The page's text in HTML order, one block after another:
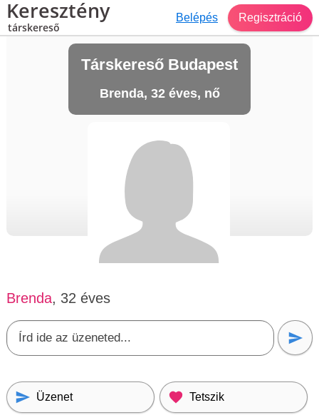
Keresztény
társkereső
Belépés Regisztráció
Társkereső Budapest
Brenda, 32 éves, nő
Brenda, 32 éves
Üzenet Tetszik